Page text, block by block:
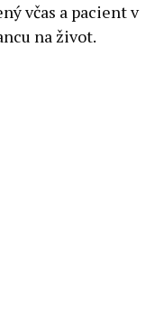
včas a pacient v
na život.